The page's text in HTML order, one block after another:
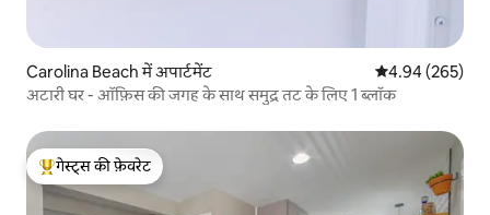
Carolina Beach में अपार्टमेंट औसत रेटिंग 5 में से
4.94 (265)
अटारी घर - ऑफ़िस की जगह के साथ समुद्र तट के लिए 1 ब्लॉक
गेस्ट्स का टॉप फ़ेवरेट
गेस्ट्स की फ़ेवरेट